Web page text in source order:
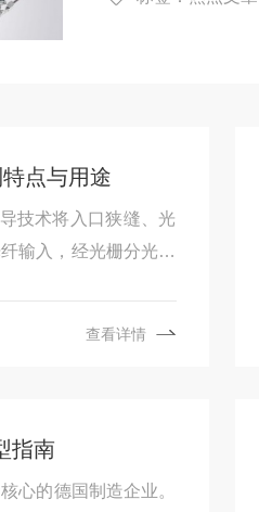
点与用途
技术将入口狭缝、光
输入，经光栅分光后
查看详情
指南
心的德国制造企业。